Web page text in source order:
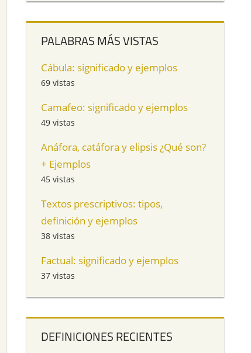
PALABRAS MÁS VISTAS
Cábula: significado y ejemplos
69 vistas
Camafeo: significado y ejemplos
49 vistas
Anáfora, catáfora y elipsis ¿Qué son?
+ Ejemplos
45 vistas
Textos prescriptivos: tipos,
definición y ejemplos
38 vistas
Factual: significado y ejemplos
37 vistas
DEFINICIONES RECIENTES